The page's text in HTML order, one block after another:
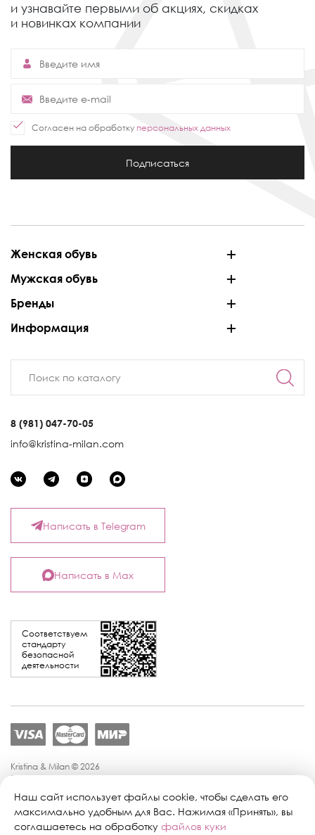
и узнавайте первыми об акциях, скидках
и новинках компании
Согласен на обработку персональных данных
Подписаться
Женская обувь
Мужская обувь
Бренды
Информация
8 (981) 047-70-05
info@kristina-milan.com
Соответствуем
стандарту
безопасной
деятельности
Написать в Telegram
Написать в Max
Kristina & Milan © 2026
Политика конфиденциальности
Политика обработки персональных данных
Публичная оферта
Персональные настройки файлов cookie
Наш сайт использует файлы cookie, чтобы сделать его
максимально удобным для Вас. Нажимая «Принять», вы
соглашаетесь на обработку файлов куки